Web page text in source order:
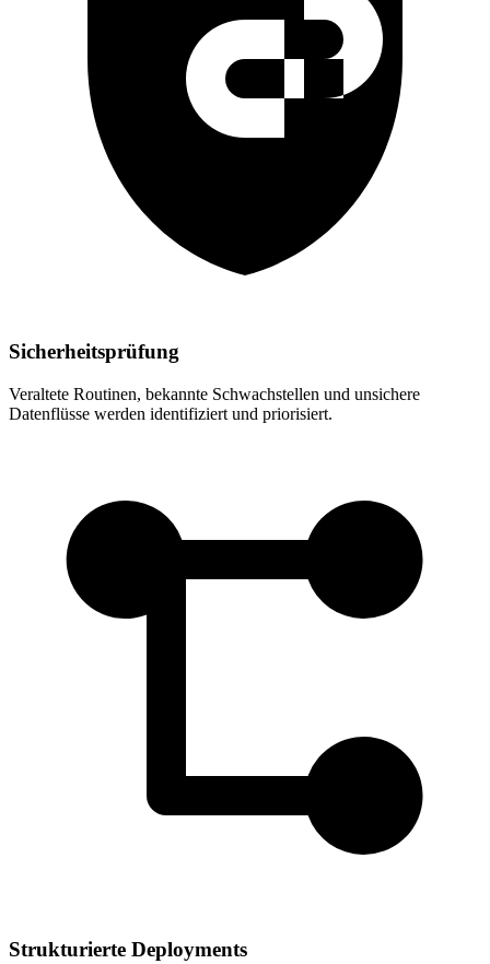
Sicherheitsprüfung
Veraltete Routinen, bekannte Schwachstellen und unsichere
Datenflüsse werden identifiziert und priorisiert.
Strukturierte Deployments